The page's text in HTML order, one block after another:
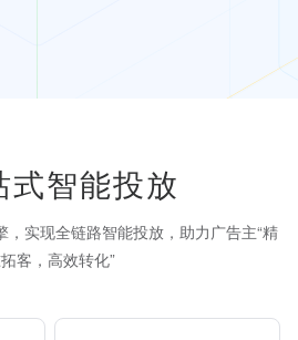
式智能投放
实现全链路智能投放，助力广告主“精
客，高效转化”